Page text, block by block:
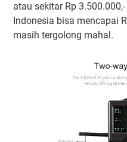
atau sekitar Rp
Indonesia bisa mencapai
masih tergolong mahal.